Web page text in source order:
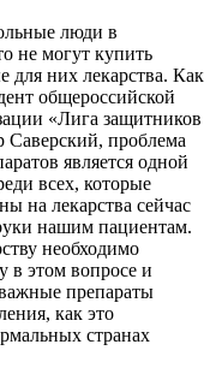
люди в
не могут купить
для них лекарства. Как
общероссийской
«Лига защитников
Саверский, проблема
является одной
всех, которые
на лекарства сейчас
нашим пациентам.
необходимо
в этом вопросе и
препараты
как это
странах